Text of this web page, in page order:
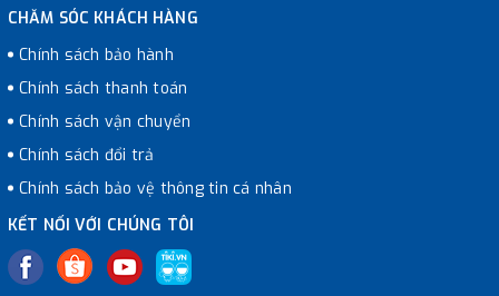
CHĂM SÓC KHÁCH HÀNG
Chính sách bảo hành
Chính sách thanh toán
Chính sách vận chuyển
Chính sách đổi trả
Chính sách bảo vệ thông tin cá nhân
KẾT NỐI VỚI CHÚNG TÔI